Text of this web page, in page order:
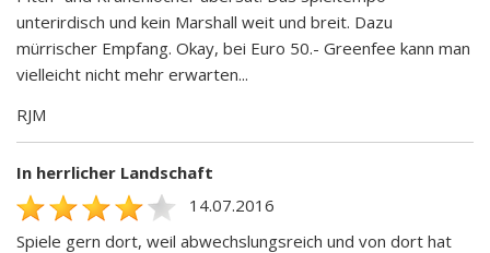
unterirdisch und kein Marshall weit und breit. Dazu
mürrischer Empfang. Okay, bei Euro 50.- Greenfee kann man
vielleicht nicht mehr erwarten...
RJM
In herrlicher Landschaft
14.07.2016
Spiele gern dort, weil abwechslungsreich und von dort hat